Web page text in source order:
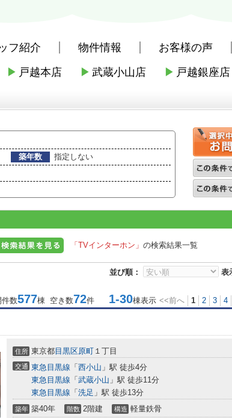
フ紹介 物件情報 お客様の声
▶ 戸越本店 ▶ 武蔵小山店 ▶ 戸越銀座店
築年数
指定しない
「TVインターホン」 の検索結果一覧
並び順： 表
件数577棟 空き数72件 1-30棟表示 <<前へ 1 2 3 4
住所 東京都目黒区原町 １丁目
交通 東急目黒線 「 西小山 」駅 徒歩4分
東急目黒線 「 武蔵小山 」駅 徒歩11分
東急目黒線 「 洗足 」駅 徒歩13分
築年 築40年 階数 2階建 構造 軽量鉄骨